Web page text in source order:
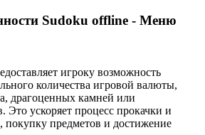
Sudoku offline - Меню
игроку возможность
количества игровой валюты,
драгоценных камней или
Это ускоряет процесс прокачки и
покупку предметов и достижение